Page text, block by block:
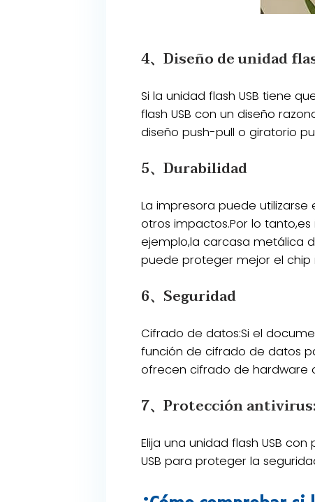
4、Diseño de unidad
Si la unidad flash USB tiene
flash USB con un diseño
diseño push-pull o giratorio
5、Durabilidad
La impresora puede utilizarse
otros impactos.Por lo
ejemplo,la carcasa metálica
puede proteger mejor el chip
6、Seguridad
Cifrado de datos:Si el
función de cifrado de datos
ofrecen cifrado de hardware
7、Protección antivirus:
Elija una unidad flash USB
USB para proteger la